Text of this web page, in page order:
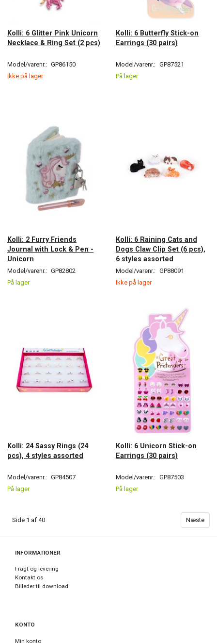
Kolli: 6 Glitter Pink Unicorn
Necklace & Ring Set (2 pcs)
Model/varenr.: GP86150
Ikke på lager
Kolli: 6 Butterfly Stick-on
Earrings (30 pairs)
Model/varenr.: GP87521
På lager
Kolli: 2 Furry Friends
Journal with Lock & Pen -
Unicorn
Model/varenr.: GP82802
På lager
Kolli: 6 Raining Cats and
Dogs Claw Clip Set (6 pcs),
6 styles assorted
Model/varenr.: GP88091
Ikke på lager
Kolli: 24 Sassy Rings (24
pcs), 4 styles assorted
Model/varenr.: GP84507
På lager
Kolli: 6 Unicorn Stick-on
Earrings (30 pairs)
Model/varenr.: GP87503
På lager
Side 1 af 40 Næste
INFORMATIONER
Fragt og levering
Kontakt os
Billeder til download
KONTO
Min konto